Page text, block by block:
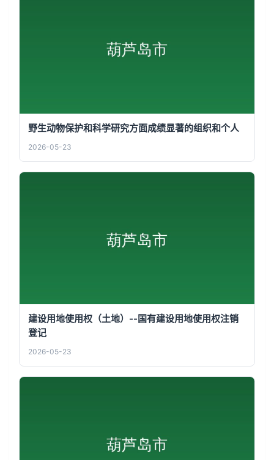
野生动物保护和科学研究方面成绩显著的组织和个人
2026-05-23
建设用地使用权（土地）--国有建设用地使用权注销
登记
2026-05-23